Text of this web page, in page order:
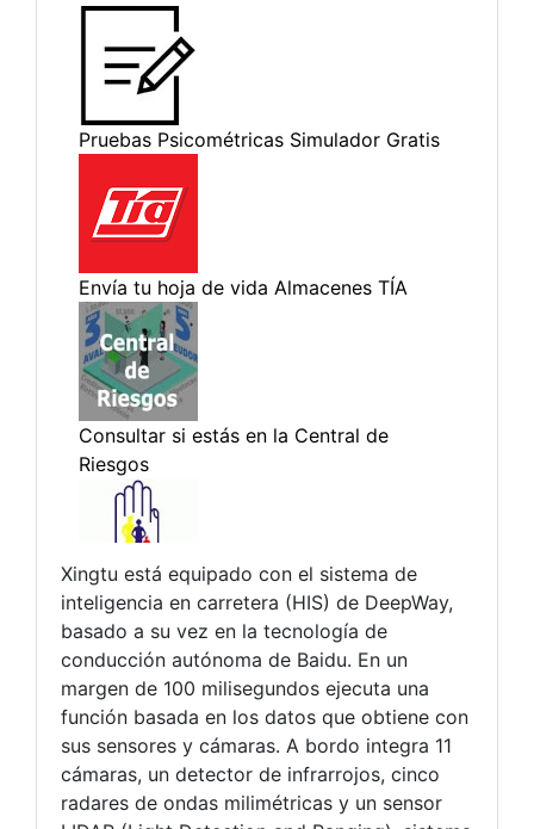
Xingtu está equipado con el sistema de
inteligencia en carretera (HIS) de DeepWay,
basado a su vez en la tecnología de
conducción autónoma de Baidu. En un
margen de 100 milisegundos ejecuta una
función basada en los datos que obtiene con
sus sensores y cámaras. A bordo integra 11
cámaras, un detector de infrarrojos, cinco
radares de ondas milimétricas y un sensor